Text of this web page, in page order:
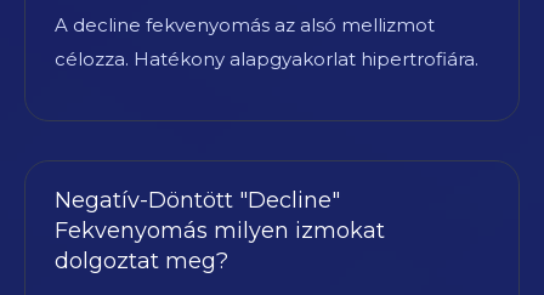
A decline fekvenyomás az alsó mellizmot
célozza. Hatékony alapgyakorlat hipertrofiára.
Negatív-Döntött "Decline"
Fekvenyomás milyen izmokat
dolgoztat meg?